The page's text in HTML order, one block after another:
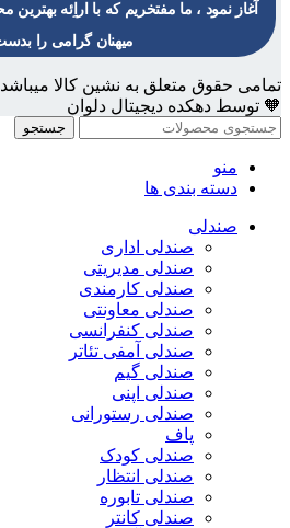
آغاز نمود ، ما مفتخریم که با اراِئه
میهنان گرامی را
تمامی حقوق متعلق به نشین کالا
🧡 توسط دهکده دیجیتال دلوان
جستجو
منو
دسته بندی ها
صندلی
صندلی اداری
صندلی مدیریتی
صندلی کارمندی
صندلی معاونتی
صندلی کنفرانسی
صندلی آمفی تئاتر
صندلی گیم
صندلی اپنی
صندلی رستورانی
پاف
صندلی کودک
صندلی انتظار
صندلی تابوره
صندلی کانتر